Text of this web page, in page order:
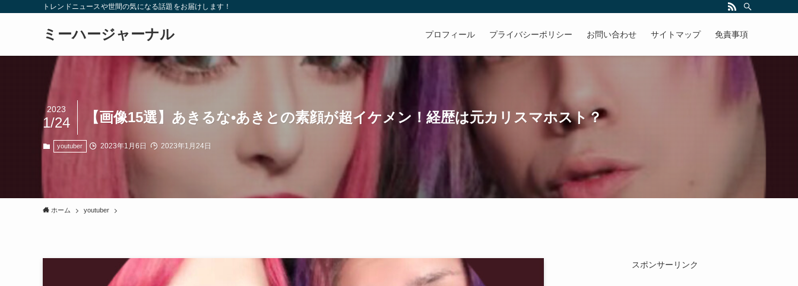
トレンドニュースや世間の気になる話題をお届けします！
ミーハージャーナル プロフィール プライバシーポリシー お問い合わせ サイトマップ 免責事項
【画像15選】あきるな•あきとの素顔が超イケメン！経歴は元カリスマホスト？
2023
1/24
youtuber 2023年1月6日 2023年1月24日
ホーム youtuber
スポンサーリンク